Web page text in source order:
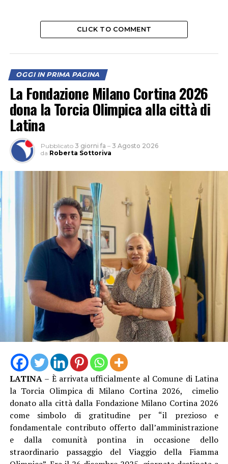
CLICK TO COMMENT
OGGI IN PRIMA PAGINA
La Fondazione Milano Cortina 2026
dona la Torcia Olimpica alla città di
Latina
Pubblicato 3 giorni fa – 3 Agosto 2026
da Roberta Sottoriva
LATINA– È arrivata ufficialmente al Comune di Latina
la Torcia Olimpica di Milano Cortina 2026, cimelio
donato alla città dalla Fondazione Milano Cortina 2026
come simbolo di gratitudine per “il prezioso e
fondamentale contributo offerto dall’amministrazione
e dalla comunità pontina in occasione dello
straordinario passaggio del Viaggio della Fiamma